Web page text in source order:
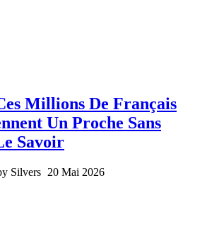
Millions De Français
Un Proche Sans
Savoir
Silvers 20 Mai 2026